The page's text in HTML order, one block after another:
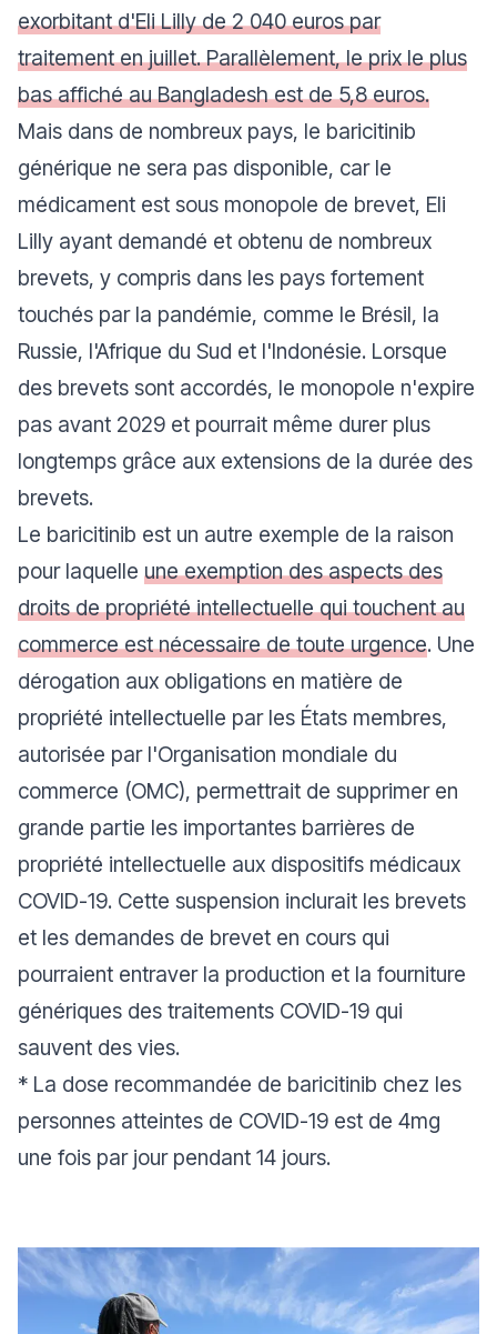
exorbitant d'Eli Lilly de 2 040 euros par
traitement en juillet. Parallèlement, le prix le plus
bas affiché au Bangladesh est de 5,8 euros.
Mais dans de nombreux pays, le baricitinib
générique ne sera pas disponible, car le
médicament est sous monopole de brevet, Eli
Lilly ayant demandé et obtenu de nombreux
brevets, y compris dans les pays fortement
touchés par la pandémie, comme le Brésil, la
Russie, l'Afrique du Sud et l'Indonésie. Lorsque
des brevets sont accordés, le monopole n'expire
pas avant 2029 et pourrait même durer plus
longtemps grâce aux extensions de la durée des
brevets.
Le baricitinib est un autre exemple de la raison
pour laquelle une exemption des aspects des
droits de propriété intellectuelle qui touchent au
commerce est nécessaire de toute urgence. Une
dérogation aux obligations en matière de
propriété intellectuelle par les États membres,
autorisée par l'Organisation mondiale du
commerce (OMC), permettrait de supprimer en
grande partie les importantes barrières de
propriété intellectuelle aux dispositifs médicaux
COVID-19. Cette suspension inclurait les brevets
et les demandes de brevet en cours qui
pourraient entraver la production et la fourniture
génériques des traitements COVID-19 qui
sauvent des vies.
* La dose recommandée de baricitinib chez les
personnes atteintes de COVID-19 est de 4mg
une fois par jour pendant 14 jours.